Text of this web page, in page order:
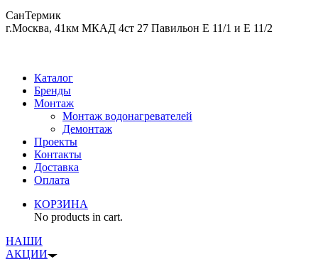
СанТермик
г.Москва, 41км МКАД 4ст 27 Павильон Е 11/1 и Е 11/2
Каталог
Бренды
Монтаж
Монтаж водонагревателей
Демонтаж
Проекты
Контакты
Доставка
Оплата
КОРЗИНА
No products in cart.
НАШИ
АКЦИИ